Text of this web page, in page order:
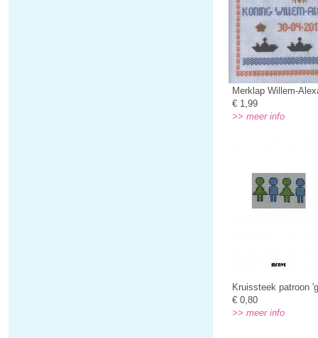
Merklap Willem-
€ 1,99
>> meer info
Kruissteek patroon
€ 0,80
>> meer info